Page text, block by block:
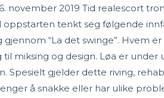
november 2019 Tid realescort
tenkt seg følgende
gjennom “La det swinge”. Hvem
til miksing og design. Løa er
Spesielt gjelder dette riving,
å snakke eller har ulike